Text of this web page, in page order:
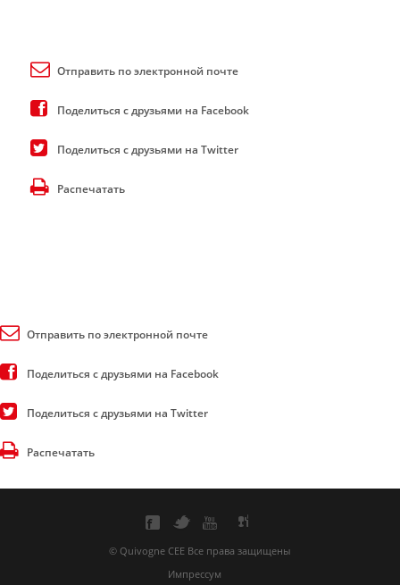
Отправить по электронной почте
Поделиться с друзьями на Facebook
Поделиться с друзьями на Twitter
Распечатать
Отправить по электронной почте
Поделиться с друзьями на Facebook
Поделиться с друзьями на Twitter
Распечатать
© Quivogne CEE Все права защищены
Импрессум